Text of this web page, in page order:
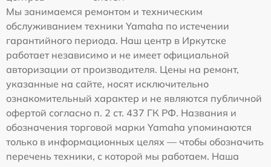
Мы занимаемся ремонтом и техническим
обслуживанием техники Yamaha по истечении
гарантийного периода. Наш центр в Иркутске
работает независимо и не имеет официальной
авторизации от производителя. Цены на ремонт,
указанные на сайте, носят исключительно
ознакомительный характер и не являются публичной
офертой согласно п. 2 ст. 437 ГК РФ. Названия и
обозначения торговой марки Yamaha упоминаются
только в информационных целях — чтобы обозначить
перечень техники, с которой мы работаем. Наша